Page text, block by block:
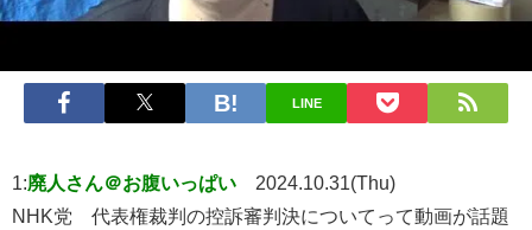
LINE
1:廃人さん＠お腹いっぱい
2024.10.31(Thu)
NHK党 代表権裁判の控訴審判決についてって動画が話題